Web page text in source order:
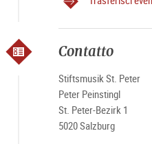
Contatto
Stiftsmusik St. Peter
Peter Peinstingl
St. Peter-Bezirk 1
5020 Salzburg